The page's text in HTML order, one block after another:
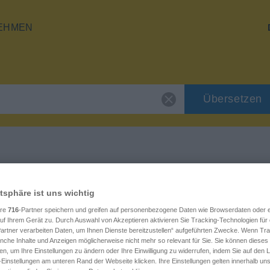
Übersetzen
ist uns wichtig
716-Partner speichern und greifen auf personenbezogene Daten wie Browserdaten oder
Ihrem Gerät zu. Durch Auswahl von Akzeptieren aktivieren Sie Tracking-Technologien für
verarbeiten Daten, um Ihnen Dienste bereitzustellen“ aufgeführten Zwecke. Wenn
Inhalte und Anzeigen möglicherweise nicht mehr so relevant für Sie. Sie können
um Ihre Einstellungen zu ändern oder Ihre Einwilligung zu widerrufen, indem Sie auf den
am unteren Rand der Webseite klicken. Ihre Einstellungen gelten innerhalb